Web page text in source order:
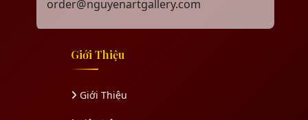
order@nguyenartgallery.com
Giới Thiệu
Giới Thiệu